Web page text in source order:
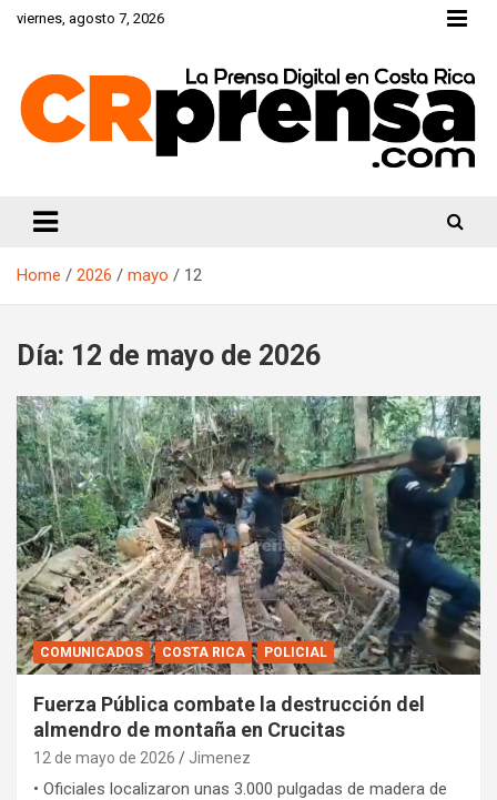
Skipviernes, agosto 7, 2026
Home 2026 mayo 12
Día: 12 de mayo de 2026
COMUNICADOS COSTA RICA POLICIAL
Fuerza Pública combate la destrucción del
almendro de montaña en Crucitas
12 de mayo de 2026 Jimenez
• Oficiales localizaron unas 3.000 pulgadas de madera de